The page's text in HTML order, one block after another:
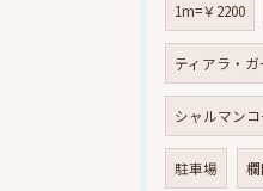
1m=￥2200
ティアラ・ガ
シャルマン
駐車場 欄